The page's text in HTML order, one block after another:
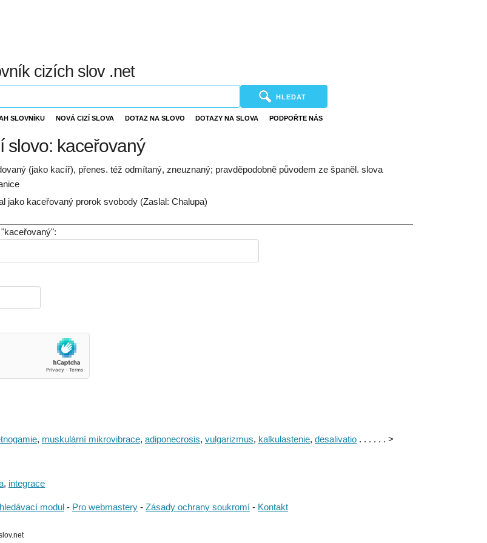
cizích slov .net
HLEDAT
SLOVNÍKU NOVÁ CIZÍ SLOVA DOTAZ NA SLOVO DOTAZY NA SLOVA PODPOŘTE NÁS
slovo: kaceřovaný
(jako kacíř), přenes. též odmítaný, zneuznaný; pravděpodobně původem ze španěl. slova
jako kaceřovaný prorok svobody (Zaslal: Chalupa)
, muskulární mikrovibrace, adiponecrosis, vulgarizmus, kalkulastenie, desalivatio . . . . . . >
, integrace
modul - Pro webmastery - Zásady ochrany soukromí - Kontakt